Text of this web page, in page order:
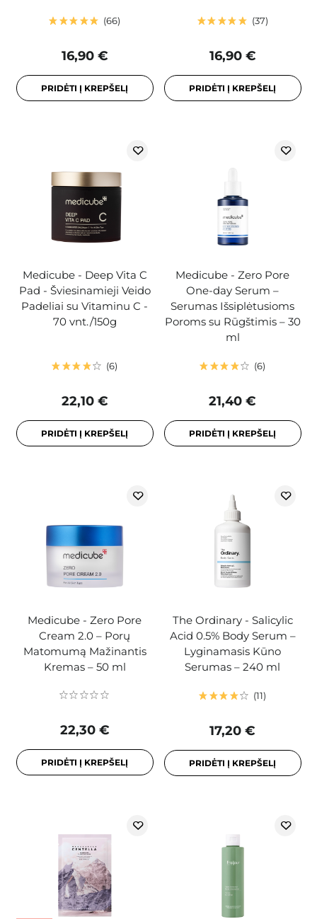
66
16,90 €
PRIDĖTI Į KREPŠELĮ
37
16,90 €
PRIDĖTI Į KREPŠELĮ
Medicube - Deep Vita C
Pad - Šviesinamieji Veido
Padeliai su Vitaminu C -
70 vnt./150g
6
22,10 €
PRIDĖTI Į KREPŠELĮ
Medicube - Zero Pore
One-day Serum –
Serumas Išsiplėtusioms
Poroms su Rūgštimis – 30
ml
6
21,40 €
PRIDĖTI Į KREPŠELĮ
Medicube - Zero Pore
Cream 2.0 – Porų
Matomumą Mažinantis
Kremas – 50 ml
22,30 €
PRIDĖTI Į KREPŠELĮ
The Ordinary - Salicylic
Acid 0.5% Body Serum –
Lyginamasis Kūno
Serumas – 240 ml
11
17,20 €
PRIDĖTI Į KREPŠELĮ